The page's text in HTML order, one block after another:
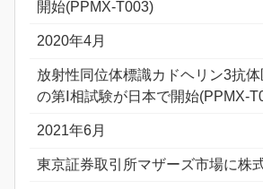
開始(PPMX-T003)
2020年4月
放射性同位体標識カドヘリン3抗
の第Ⅰ相試験が日本で開始(PPMX-
2021年6月
東京証券取引所マザーズ市場に株